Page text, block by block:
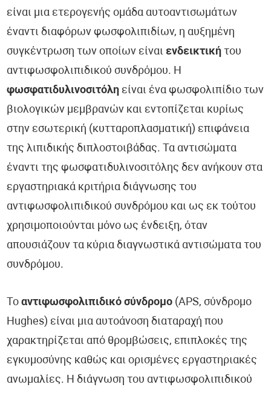
είναι μια ετερογενής ομάδα αυτοαντισωμάτων
έναντι διαφόρων φωσφολιπιδίων, η αυξημένη
συγκέντρωση των οποίων είναιενδεικτικήτου
αντιφωσφολιπιδικού συνδρόμου. Η
φωσφατιδυλινοσιτόλη είναι ένα φωσφολιπίδιο των
βιολογικών μεμβρανών και εντοπίζεται κυρίως
στην εσωτερική (κυτταροπλασματική) επιφάνεια
της λιπιδικής διπλοστοιβάδας. Τα αντισώματα
έναντι της φωσφατιδυλινοσιτόλης δεν ανήκουν στα
εργαστηριακά κριτήρια διάγνωσης του
αντιφωσφολιπιδικού συνδρόμου και ως εκ τούτου
χρησιμοποιούνται μόνο ως ένδειξη, όταν
απουσιάζουν τα κύρια διαγνωστικά αντισώματα του
συνδρόμου.
Τοαντιφωσφολιπιδικό σύνδρομο (APS, σύνδρομο
Hughes) είναι μια αυτοάνοση διαταραχή που
χαρακτηρίζεται από θρομβώσεις, επιπλοκές της
εγκυμοσύνης καθώς και ορισμένες εργαστηριακές
ανωμαλίες. Η διάγνωση του αντιφωσφολιπιδικού